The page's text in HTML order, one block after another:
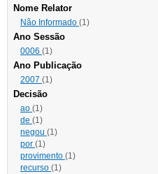
Nome Relator
Não Informado (1)
Ano Sessão
0006 (1)
Ano Publicação
2007 (1)
Decisão
ao (1)
de (1)
negou (1)
por (1)
provimento (1)
recurso (1)